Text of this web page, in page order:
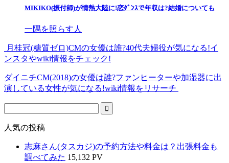
MIKIKO(振付師)が情熱大陸に!恋ﾀﾞﾝｽで年収は?結婚についても
一隅を照らす人
月桂冠(糖質ゼロ)CMの女優は誰?40代夫婦役が気になる!イ
ンスタやwiki情報をチェック!
ダイニチCM(2018)の女優は誰?ファンヒーターや加湿器に出
演している女性が気になる!wiki情報をリサーチ
人気の投稿
志麻さん(タスカジ)の予約方法や料金は？出張料金も
調べてみた 15,132 PV